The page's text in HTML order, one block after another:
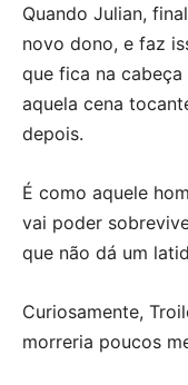
Quando Julian,
novo dono, e faz
que fica na
aquela cena
depois.
É como aquele
vai poder
que não dá um
Curiosamente,
morreria poucos